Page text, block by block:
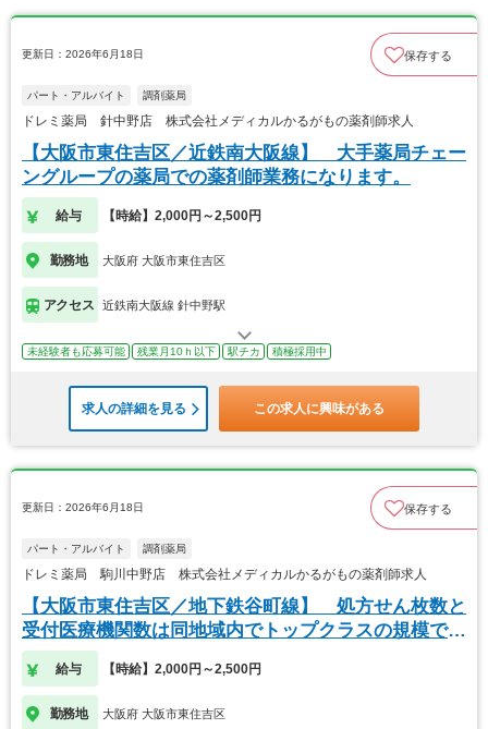
更新日：2026年6月18日 保存する
パート・アルバイト 調剤薬局
ドレミ薬局 針中野店 株式会社メディカルかるがもの薬剤師求人
【大阪市東住吉区／近鉄南大阪線】 大手薬局チェー
ングループの薬局での薬剤師業務になります。
給与 【時給】2,000円～2,500円
勤務地 大阪府 大阪市東住吉区
アクセス 近鉄南大阪線 針中野駅
未経験者も応募可能 残業月10ｈ以下 駅チカ 積極採用中
求人の詳細を見る この求人に興味がある
更新日：2026年6月18日 保存する
パート・アルバイト 調剤薬局
ドレミ薬局 駒川中野店 株式会社メディカルかるがもの薬剤師求人
【大阪市東住吉区／地下鉄谷町線】 処方せん枚数と
受付医療機関数は同地域内でトップクラスの規模で
す。
給与 【時給】2,000円～2,500円
勤務地 大阪府 大阪市東住吉区